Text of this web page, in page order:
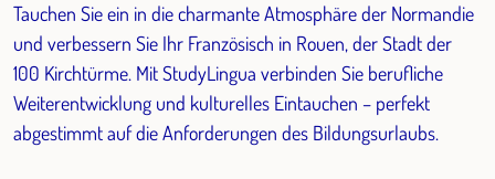
Tauchen Sie ein in die charmante Atmosphäre der Normandie
und verbessern Sie Ihr Französisch in Rouen, der Stadt der
100 Kirchtürme. Mit StudyLingua verbinden Sie berufliche
Weiterentwicklung und kulturelles Eintauchen – perfekt
abgestimmt auf die Anforderungen des Bildungsurlaubs.